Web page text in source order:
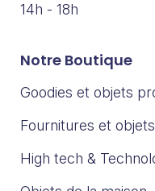
14h - 18h
Notre Boutique
Goodies et objets
Fournitures et
High tech &